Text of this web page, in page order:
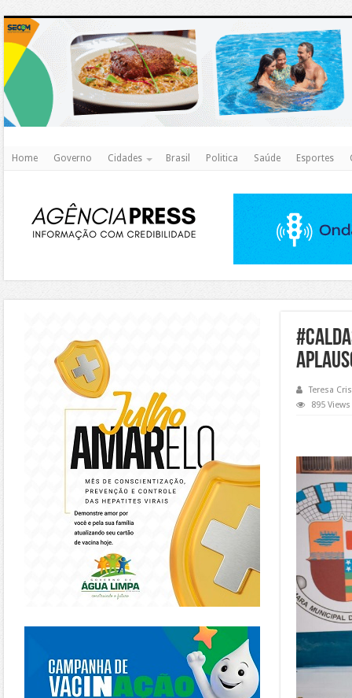
Home Governo Cidades Brasil Politica Saúde Esportes
Teresa
895 Views
https://piracanjuba.go.gov.br/